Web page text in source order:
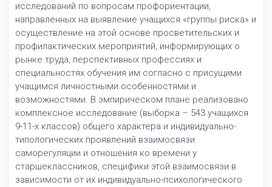
исследований по вопросам профориентации,
направленных на выявление учащихся «группы риска» и
осуществление на этой основе просветительских и
профилактических мероприятий, информирующих о
рынке труда, перспективных профессиях и
специальностях обучения им согласно с присущими
учащимся личностными особенностями и
возможностями. В эмпирическом плане реализовано
комплексное исследование (выборка – 543 учащихся
9-11-х классов) общего характера и индивидуально-
типологических проявлений взаимосвязи
саморегуляции и отношения ко времени у
старшеклассников, специфики этой взаимосвязи в
зависимости от их индивидуально-психологического